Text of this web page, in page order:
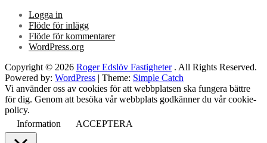
Logga in
Flöde för inlägg
Flöde för kommentarer
WordPress.org
Copyright © 2026 Roger Edslöv Fastigheter. All Rights Reserved.
Powered by: WordPress | Theme: Simple Catch
Vi använder oss av cookies för att webbplatsen ska fungera bättre
för dig. Genom att besöka vår webbplats godkänner du vår cookie-
policy.
Information
ACCEPTERA